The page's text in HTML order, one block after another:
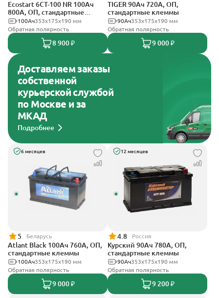
Ecostart 6CT-100 NR 100Ач
800А, ОП, стандартные
клеммы353x175x190 мм
100Ач
Обратная полярность
8 900 ₽
TIGER 90Ач 720А, ОП,
стандартные клеммы
353х175х190 мм
90Ач
Обратная полярность
9 000 ₽
Доставляем заказы
собственной
курьерской службой
по Москве и за
МКАД
Подробнее
6 месяцев
5 Беларусь
Atlant Black 100Ач 760А, ОП,
стандартные клеммы
353х175х190 мм
100Ач
Обратная полярность
9 000 ₽
12 месяцев
4.8 Россия
Курский 90Ач 780А, ОП,
стандартные клеммы
353x175x190 мм
90Ач
Обратная полярность
9 200 ₽